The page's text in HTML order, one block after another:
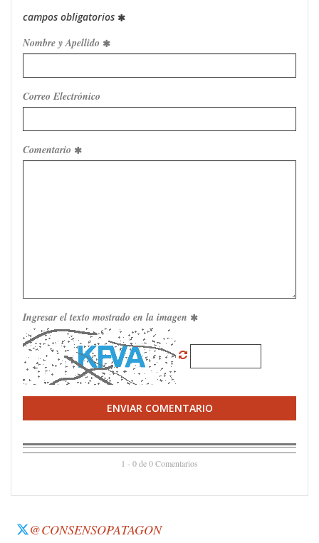
campos obligatorios
Nombre y Apellido
Correo Electrónico
Comentario
Ingresar el texto mostrado en la imagen
ENVIAR COMENTARIO
1 - 0 de 0 Comentarios
@CONSENSOPATAGON